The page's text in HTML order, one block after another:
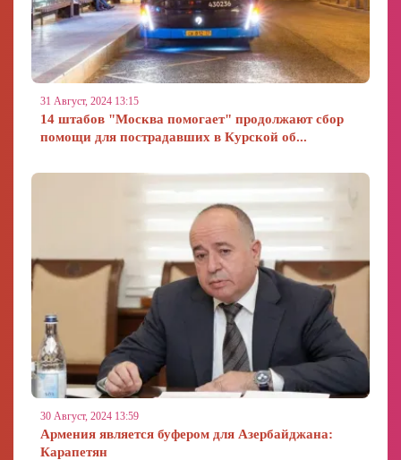
31 Август, 2024 13:15
14 штабов "Москва помогает" продолжают сбор
помощи для пострадавших в Курской об...
30 Август, 2024 13:59
Армения является буфером для Азербайджана:
Карапетян